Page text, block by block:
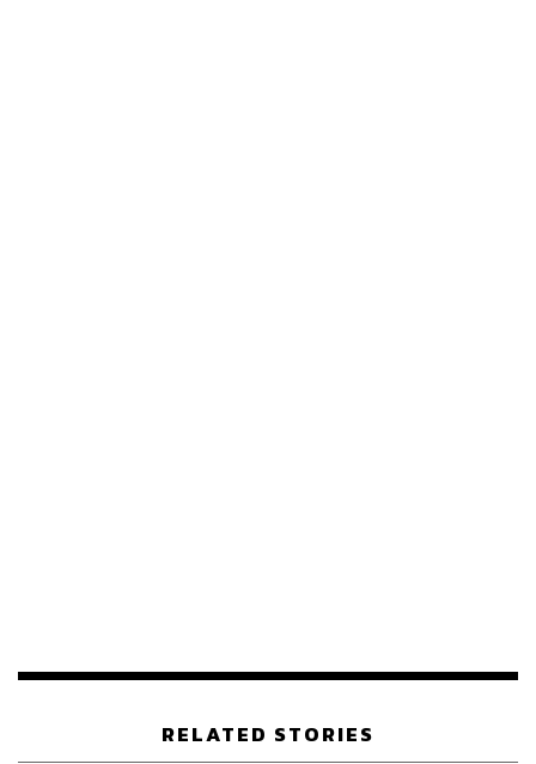
อาหาร เพราะมีเมนูอาหารให้เลือกมากมายละลานตาไปหมด
ออกมาได้อย่างสวยงาม น่ากิน ไม่ว่าจะเป็นเมนูจานหลักอย่าง
RELATED STORIES